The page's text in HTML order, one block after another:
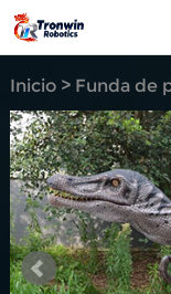
Inicio> Funda de
dinosaurio>